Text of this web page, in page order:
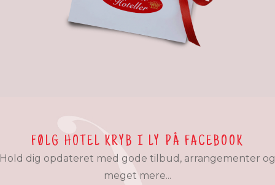
FØLG HOTEL KRYB I LY PÅ FACEBOOK
Hold dig opdateret med gode tilbud, arrangementer og
meget mere...